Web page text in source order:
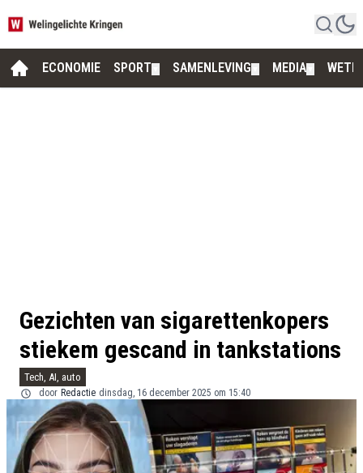
ECONOMIE SPORT SAMENLEVING MEDIA
Gezichten van sigarettenkopers
stiekem gescand in tankstations
Tech, AI, auto
door Redactie dinsdag, 16 december 2025 om 15:40